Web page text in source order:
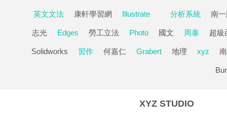
英文文法 康軒學習網 Illustrate 分析系統 南
志光 Edges 勞工立法 Photo 國文 周泰 超級
Solidworks 習作 何嘉仁 Grabert 地理 xyz
XYZ STUDIO